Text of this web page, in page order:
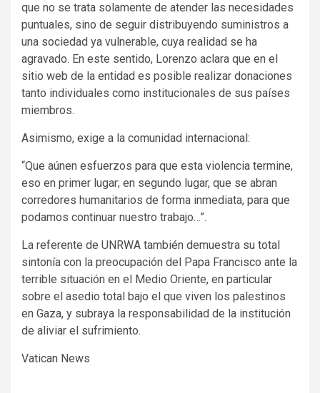
que no se trata solamente de atender las necesidades
puntuales, sino de seguir distribuyendo suministros a
una sociedad ya vulnerable, cuya realidad se ha
agravado. En este sentido, Lorenzo aclara que en el
sitio web de la entidad es posible realizar donaciones
tanto individuales como institucionales de sus países
miembros.
Asimismo, exige a la comunidad internacional:
“Que aúnen esfuerzos para que esta violencia termine,
eso en primer lugar; en segundo lugar, que se abran
corredores humanitarios de forma inmediata, para que
podamos continuar nuestro trabajo…”.
La referente de UNRWA también demuestra su total
sintonía con la preocupación del Papa Francisco ante la
terrible situación en el Medio Oriente, en particular
sobre el asedio total bajo el que viven los palestinos
en Gaza, y subraya la responsabilidad de la institución
de aliviar el sufrimiento.
Vatican News